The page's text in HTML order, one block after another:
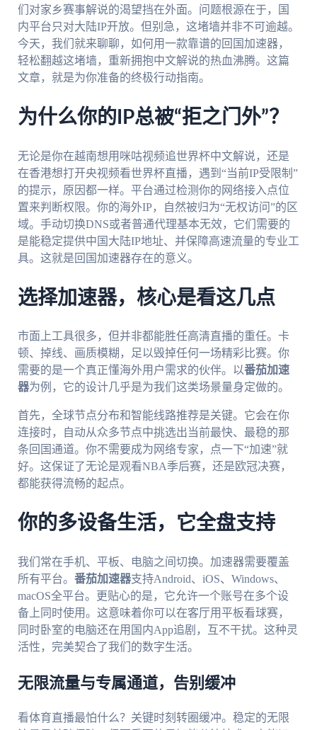
们对家乡赛事解说的渴望挡在外面。问题根源在于，国
内平台只对大陆IP开放。但别急，这堵墙并非不可逾越。
今天，我们就来聊聊，如何用一款靠谱的回国加速器，
轻松翻越这堵墙，重新拥抱中文解说的热血沸腾。这篇
文章，就是为你准备的终极行动指南。
为什么你的IP总被“拒之门外”？
无论是你在越南想用咪咕视频追世界杯中文解说，还是
在香港想打开央视频看世界杯直播，遇到“当前IP受限制”
的提示，原因都一样。平台通过检测你的网络接入点位
置来判断权限。你的海外IP，自然被归为“无权访问”的区
域。手动切换DNS或者普通代理基本无效，它们需要的
是能稳定提供中国大陆IP地址、并保障高速流量的专业工
具。这就是回国加速器存在的意义。
选择加速器，核心是看这几点
市面上工具很多，但并非都能胜任高清直播的重任。卡
顿、掉线、画质模糊，足以毁掉任何一场精彩比赛。你
需要的是一个真正懂海外用户需求的伙伴。以番茄加速
器为例，它的设计几乎是为我们这类场景量身定做的。
首先，全球节点分布和智能线路推荐是关键。它会在你
连接时，自动从众多节点中挑选出当前最快、最稳的那
条回国通道。你不需要成为网络专家，点一下“加速”就
好。这保证了无论是观看NBA季后赛，还是欧冠决赛，
都能获得流畅的起点。
你的多设备生活，它全盘支持
我们常在手机、平板、电脑之间切换。加速器需要覆盖
所有平台。 番茄加速器支持Android、iOS、Windows、
macOS全平台。更贴心的是，它允许一个账号在多个设
备上同时使用。这意味着你可以在客厅用平板看球赛，
同时卧室的电脑还在用国内App追剧，互不干扰。这种灵
活性，完美契合了我们的数字生活。
无限流量与专属通道，告别缓冲
看体育直播最怕什么？关键时刻转圈缓冲。稳定的无限